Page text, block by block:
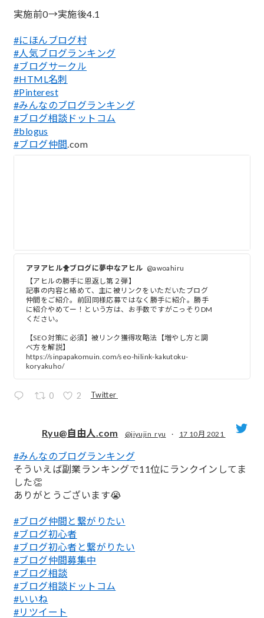
実施前0→実施後4.1
#にほんブログ村
#人気ブログランキング
#ブログサークル
#HTML名刺
#Pinterest
#みんなのブログランキング
#ブログ相談ドットコム
#blogus
#ブログ仲間.com
アヲアヒル🐥ブログに夢中なアヒル @awoahiru
【アヒルの勝手に恩返し第２弾】
記事の内容と絡めて、主に被リンクをいただいたブログ
仲間をご紹介。前回同様応募ではなく勝手に紹介。勝手
に紹介やめてー！という方は、お手数ですがこっそりDM
ください。
【SEO対策に必須】被リンク獲得攻略法【増やし方と調
べ方を解説】
https://sinpapakomuin.com/seo-hilink-kakutoku-
koryakuho/
0 2 Twitter
;
Ryu@自由人.com @jiyujin_ryu · 17 10月 2021
#みんなのブログランキング
そういえば副業ランキングで11位にランクインしてま
した👏
ありがとうございます😭
#ブログ仲間と繋がりたい
#ブログ初心者
#ブログ初心者と繋がりたい
#ブログ仲間募集中
#ブログ相談
#ブログ相談ドットコム
#いいね
#リツイート